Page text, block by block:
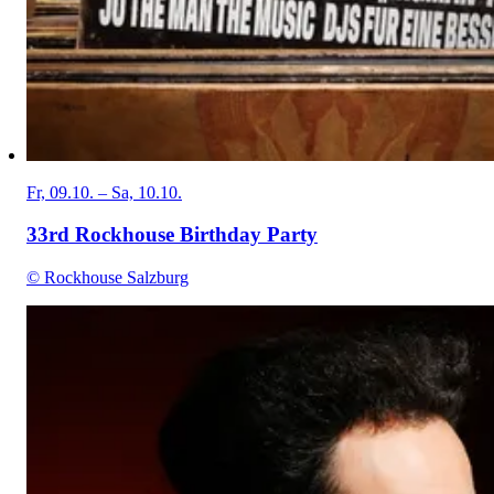
Fr, 09.10. – Sa, 10.10.
33rd Rockhouse Birthday Party
© Rockhouse Salzburg